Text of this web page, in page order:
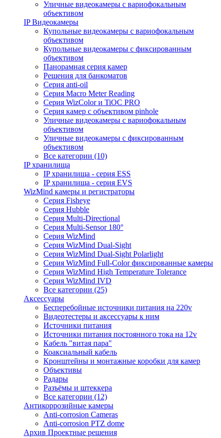
Уличные видеокамеры с вариофокальным
объективом
IP Видеокамеры
Купольные видеокамеры с вариофокальным
объективом
Купольные видеокамеры с фиксированным
объективом
Панорамная серия камер
Решения для банкоматов
Серия anti-oil
Серия Macro Meter Reading
Серия WizColor и TiOC PRO
Серия камер с объективом pinhole
Уличные видеокамеры с вариофокальным
объективом
Уличные видеокамеры с фиксированным
объективом
Все категории (10)
IP хранилища
IP хранилища - серия ESS
IP хранилища - серия EVS
WizMind камеры и регистраторы
Серия Fisheye
Серия Hubble
Серия Multi-Directional
Серия Multi-Sensor 180°
Серия WizMind
Серия WizMind Dual-Sight
Серия WizMind Dual-Sight Polarlight
Серия WizMind Full-Color фиксированные камеры
Серия WizMind High Temperature Tolerance
Серия WizMind IVD
Все категории (25)
Аксессуары
Бесперебойные источники питания на 220v
Видеотестеры и аксессуары к ним
Источники питания
Источники питания постоянного тока на 12v
Кабель "витая пара"
Коаксиальный кабель
Кронштейны и монтажные коробки для камер
Объективы
Радары
Разъёмы и штеккера
Все категории (12)
Антикоррозийные камеры
Anti-corrosion Cameras
Anti-corrosion PTZ dome
Архив Проектные решения